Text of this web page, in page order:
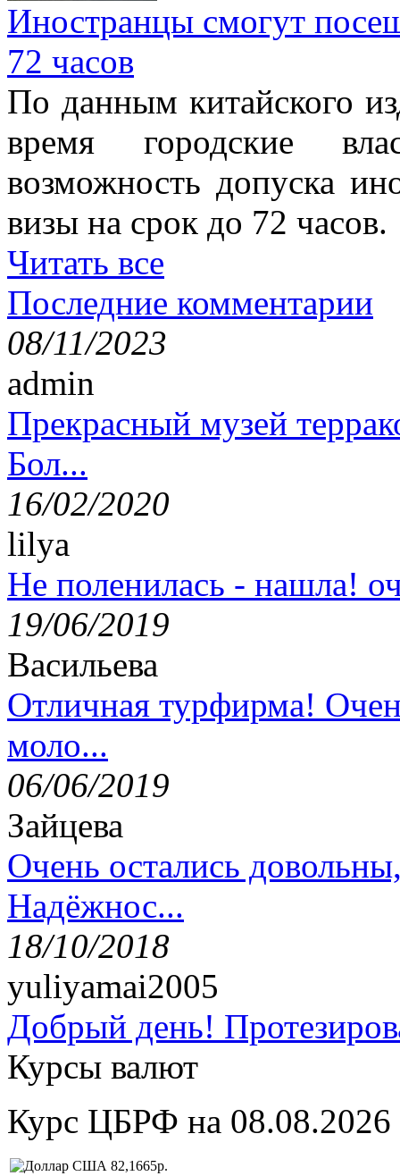
Иностранцы смогут
72 часов
По данным китайского
время городские
возможность допуска
визы на срок до 72 часов.
Читать все
Последние комментарии
08/11/2023
admin
Прекрасный музей
Бол...
16/02/2020
lilya
Не поленилась - нашла!
19/06/2019
Васильева
Отличная турфирма!
моло...
06/06/2019
Зайцева
Очень остались
Надёжнос...
18/10/2018
yuliyamai2005
Добрый день!
Курсы валют
Курс ЦБРФ на 08.08.2026
82,1665р.